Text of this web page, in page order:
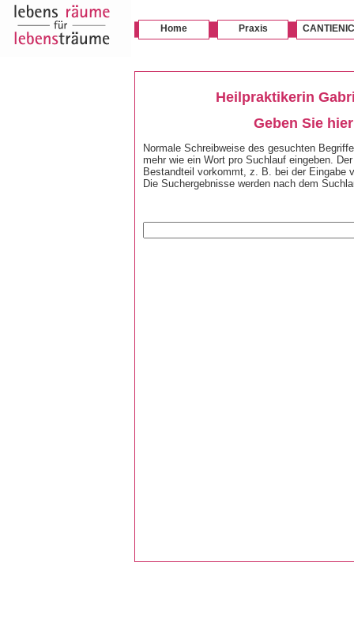
Home Praxis
Heilpraktikerin
Geben Sie
Normale Schreibweise des gesuchten
mehr wie ein Wort pro Suchlauf eingeben.
Bestandteil vorkommt, z. B. bei der Eingabe
Die Suchergebnisse werden nach dem